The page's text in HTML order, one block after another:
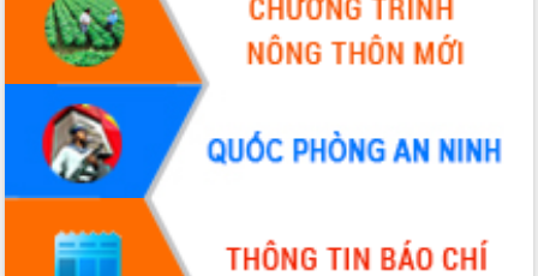
mạng Việt Nam
Đắk Lắk sơ kết 4 năm triển khai thực
hiện Đề án 06 của Chính phủ
Họp báo thông tin về Hội nghị Công bố
Quy hoạch và Xúc tiến đầu tư tỉnh Đắk
Lắk
Khơi thông điểm nghẽn, đẩy nhanh
giải ngân vốn khắc phục thiên tai
HĐND tỉnh thông qua điều chỉnh Quy
hoạch tỉnh thời kỳ 2021-2030